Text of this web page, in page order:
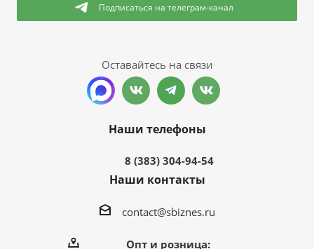
Подписаться на телеграм-канал
Оставайтесь на связи
Наши телефоны
8 (383) 304-94-54
Наши контакты
contact@sbiznes.ru
Опт и розница: